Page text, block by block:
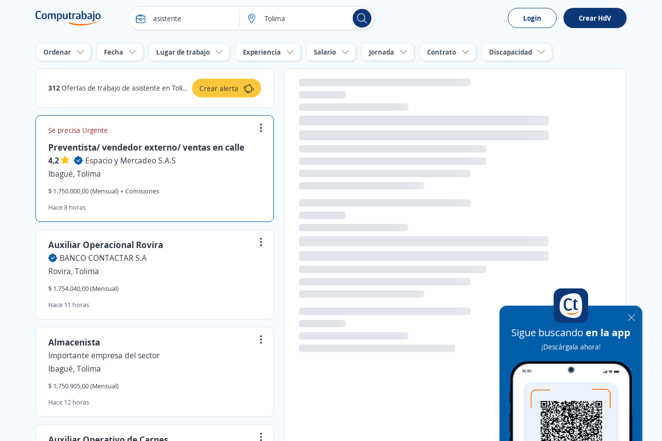
Login Crear HdV
Ordenar Fecha Lugar de trabajo Experiencia Salario Jornada Contrato Discapacidad
312Ofertas de trabajo de asistente en Tolima Crear alerta
Se precisa Urgente
Preventista/ vendedor externo/ ventas en calle
4,2
Espacio y Mercadeo S.A.S
Ibagué, Tolima
$ 1.750.000,00 (Mensual) + Comisiones
Hace 8 horas
Auxiliar Operacional Rovira
BANCO CONTACTAR S.A
Rovira, Tolima
$ 1.754.040,00 (Mensual)
Hace 11 horas
Almacenista
Importante empresa del sector
Ibagué, Tolima
$ 1.750.905,00 (Mensual)
Hace 12 horas
Sigue buscando en la app
¡Descárgala ahora!